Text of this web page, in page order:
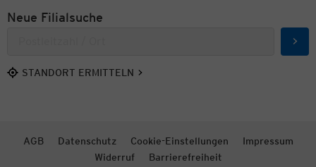
Neue Filialsuche
STANDORT ERMITTELN
AGB Datenschutz Cookie-Einstellungen
Impressum
Widerruf
Barrierefreiheit